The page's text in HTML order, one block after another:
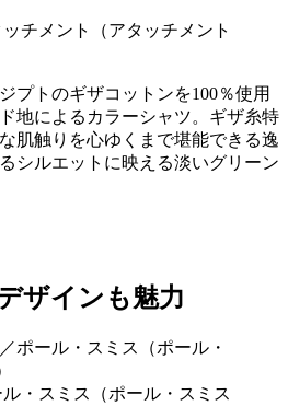
チメント（アタッチメント
プトのギザコットンを100％使用
地によるカラーシャツ。ギザ糸特
肌触りを心ゆくまで堪能できる逸
シルエットに映える淡いグリーン
ザインも魅力
・スミス（ポール・スミス